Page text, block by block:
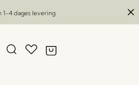
1-4 dages levering